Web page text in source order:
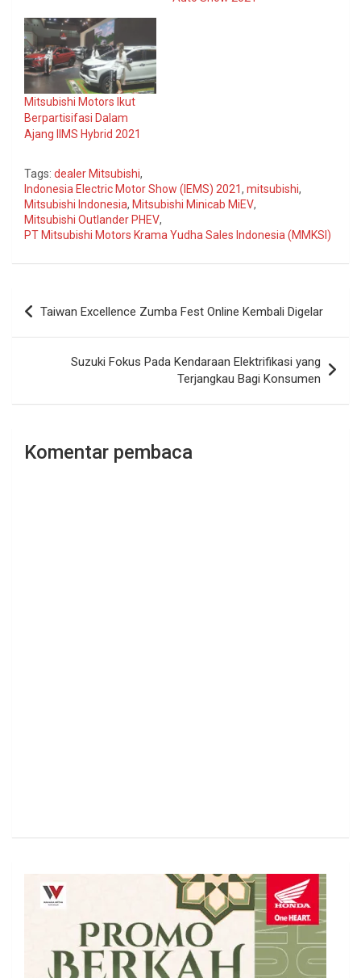
Mitsubishi Motors Ikut
Berpartisifasi Dalam
Ajang IIMS Hybrid 2021
Tags: dealer Mitsubishi,
Indonesia Electric Motor Show (IEMS) 2021, mitsubishi,
Mitsubishi Indonesia, Mitsubishi Minicab MiEV,
Mitsubishi Outlander PHEV,
PT Mitsubishi Motors Krama Yudha Sales Indonesia (MMKSI)
Navigasi
pos
Taiwan Excellence Zumba Fest Online Kembali Digelar
Suzuki Fokus Pada Kendaraan Elektrifikasi yang
Terjangkau Bagi Konsumen
Komentar pembaca